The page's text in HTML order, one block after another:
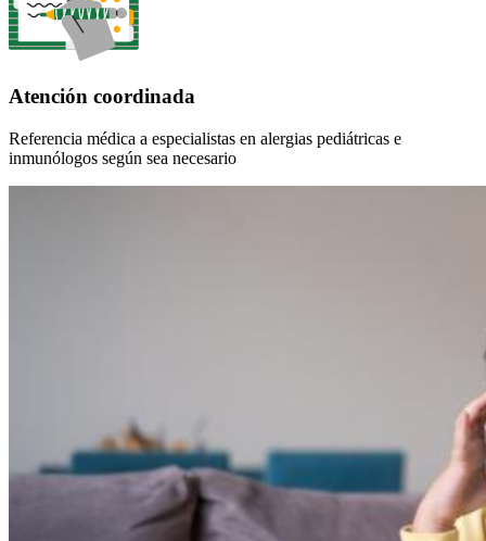
Atención coordinada
Referencia médica a especialistas en alergias pediátricas e
inmunólogos según sea necesario